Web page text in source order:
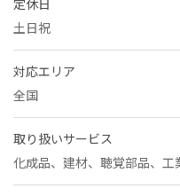
定休日
土日祝
対応エリア
全国
取り扱いサービス
化成品、建材、聴覚部品、工